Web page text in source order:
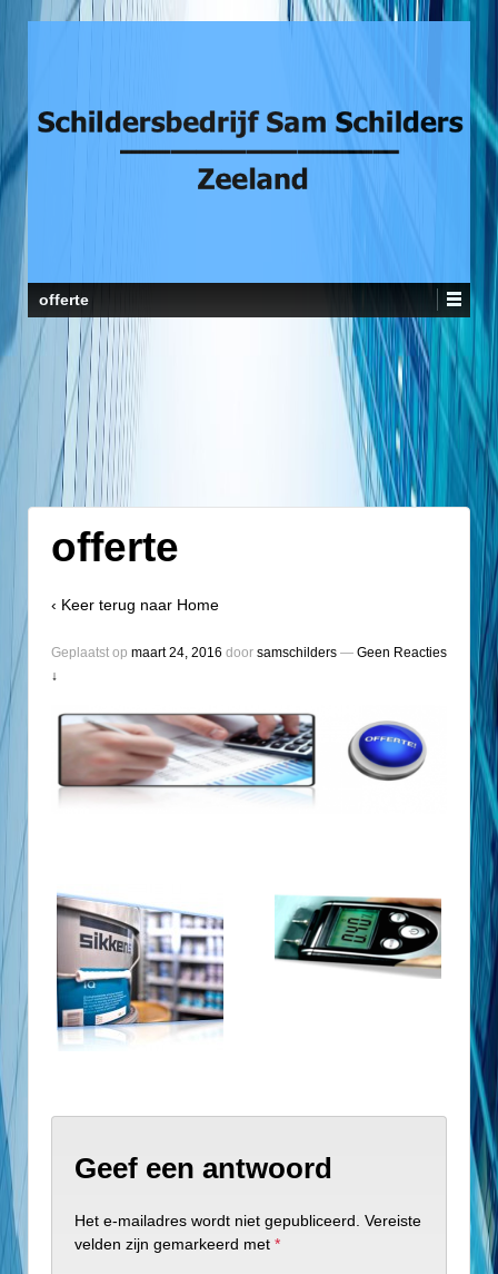
offerte
offerte
‹ Keer terug naar Home
Geplaatst op maart 24, 2016 door samschilders — Geen Reacties
↓
Geef een antwoord
Het e-mailadres wordt niet gepubliceerd. Vereiste
velden zijn gemarkeerd met *